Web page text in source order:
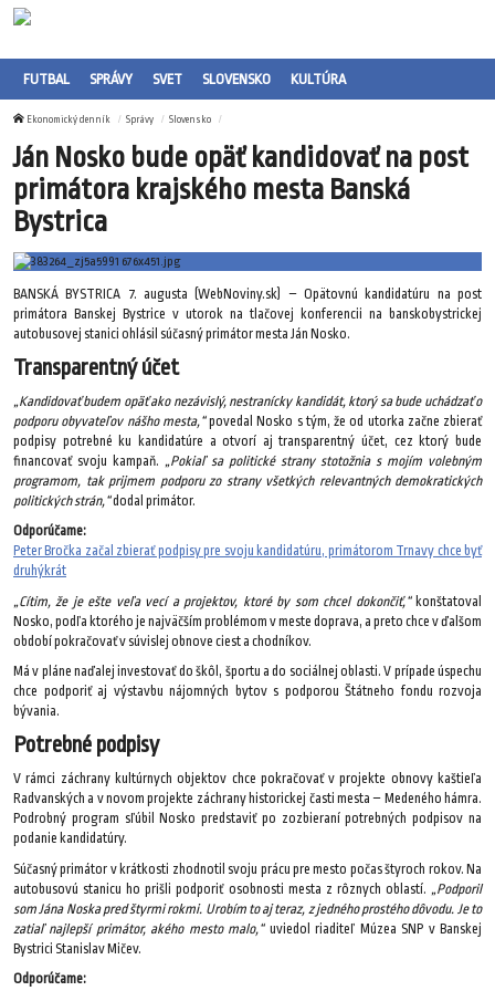
FUTBAL SPRÁVY SVET SLOVENSKO KULTÚRA
Ekonomický denník Správy Slovensko
Ján Nosko bude opäť kandidovať na post
primátora krajského mesta Banská
Bystrica
BANSKÁ BYSTRICA 7. augusta (WebNoviny.sk) – Opätovnú kandidatúru na post
primátora Banskej Bystrice v utorok na tlačovej konferencii na banskobystrickej
autobusovej stanici ohlásil súčasný primátor mesta Ján Nosko.
Transparentný účet
„Kandidovať budem opäť ako nezávislý, nestranícky kandidát, ktorý sa bude uchádzať o
podporu obyvateľov nášho mesta,“povedal Nosko s tým, že od utorka začne zbierať
podpisy potrebné ku kandidatúre a otvorí aj transparentný účet, cez ktorý bude
financovať svoju kampaň. „Pokiaľ sa politické strany stotožnia s mojím volebným
programom, tak prijmem podporu zo strany všetkých relevantných demokratických
politických strán,“dodal primátor.
Odporúčame:
Peter Bročka začal zbierať podpisy pre svoju kandidatúru, primátorom Trnavy chce byť
druhýkrát
„Cítim, že je ešte veľa vecí a projektov, ktoré by som chcel dokončiť,“konštatoval
Nosko, podľa ktorého je najväčším problémom v meste doprava, a preto chce v ďalšom
období pokračovať v súvislej obnove ciest a chodníkov.
Má v pláne naďalej investovať do škôl, športu a do sociálnej oblasti. V prípade úspechu
chce podporiť aj výstavbu nájomných bytov s podporou Štátneho fondu rozvoja
bývania.
Potrebné podpisy
V rámci záchrany kultúrnych objektov chce pokračovať v projekte obnovy kaštieľa
Radvanských a v novom projekte záchrany historickej časti mesta – Medeného hámra.
Podrobný program sľúbil Nosko predstaviť po zozbieraní potrebných podpisov na
podanie kandidatúry.
Súčasný primátor v krátkosti zhodnotil svoju prácu pre mesto počas štyroch rokov. Na
autobusovú stanicu ho prišli podporiť osobnosti mesta z rôznych oblastí. „Podporil
som Jána Noska pred štyrmi rokmi. Urobím to aj teraz, z jedného prostého dôvodu. Je to
zatiaľ najlepší primátor, akého mesto malo,“uviedol riaditeľ Múzea SNP v Banskej
Bystrici Stanislav Mičev.
Odporúčame: